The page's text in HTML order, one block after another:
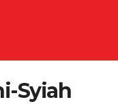
Syiah